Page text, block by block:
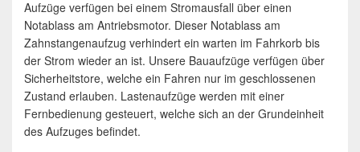
Aufzüge verfügen bei einem Stromausfall über einen
Notablass am Antriebsmotor. Dieser Notablass am
Zahnstangenaufzug verhindert ein warten im Fahrkorb bis
der Strom wieder an ist. Unsere Bauaufzüge verfügen über
Sicherheitstore, welche ein Fahren nur im geschlossenen
Zustand erlauben. Lastenaufzüge werden mit einer
Fernbedienung gesteuert, welche sich an der Grundeinheit
des Aufzuges befindet.